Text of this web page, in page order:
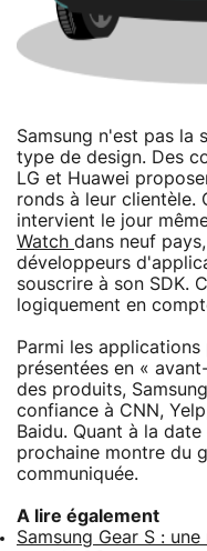
Samsung n'est pas la
type de design. Des
LG et Huawei
ronds à leur clientèle.
intervient le jour
Watch dans neuf
développeurs
souscrire à son SDK.
logiquement en
Parmi les
présentées en «
des produits,
confiance à CNN,
Baidu. Quant à la
prochaine montre du
communiquée.
A lire également
Samsung Gear S :